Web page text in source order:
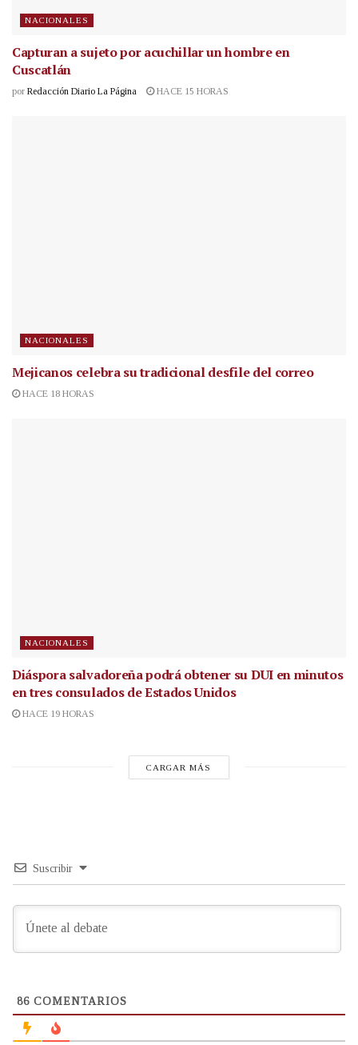
NACIONALES
Capturan a sujeto por acuchillar un hombre en
Cuscatlán
por Redacción Diario La Página HACE 15 HORAS
NACIONALES
Mejicanos celebra su tradicional desfile del correo
HACE 18 HORAS
NACIONALES
Diáspora salvadoreña podrá obtener su DUI en minutos
en tres consulados de Estados Unidos
HACE 19 HORAS
CARGAR MÁS
Suscribir
86 COMENTARIOS